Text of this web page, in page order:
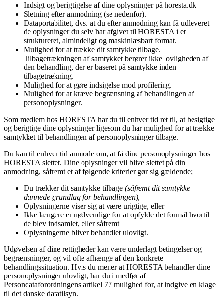
Indsigt og berigtigelse af dine oplysninger på horesta.dk
Sletning efter anmodning (se nedenfor).
Dataportabilitet, dvs. at du efter anmodning kan få udleveret
de oplysninger du selv har afgivet til HORESTA i et
struktureret, almindeligt og maskinlæsbart format.
Mulighed for at trække dit samtykke tilbage.
Tilbagetrækningen af samtykket berører ikke lovligheden af
den behandling, der er baseret på samtykke inden
tilbagetrækning.
Mulighed for at gøre indsigelse mod profilering.
Mulighed for at kræve begrænsning af behandlingen af
personoplysninger.
Som medlem hos HORESTA har du til enhver tid ret til, at besigtige
og berigtige dine oplysninger ligesom du har mulighed for at trække
samtykket til behandlingen af personoplysninger tilbage.
Du kan til enhver tid anmode om, at få dine personoplysninger hos
HORESTA slettet. Dine oplysninger vil blive slettet på din
anmodning, såfremt et af følgende kriterier gør sig gældende;
Du trækker dit samtykke tilbage (såfremt dit samtykke
dannede grundlag for behandlingen),
Oplysningerne viser sig at være urigtige, eller
Ikke længere er nødvendige for at opfylde det formål hvortil
de blev indsamlet, eller såfremt
Oplysningerne bliver behandlet ulovligt.
Udøvelsen af dine rettigheder kan være underlagt betingelser og
begrænsninger, og vil ofte afhænge af den konkrete
behandlingssituation. Hvis du mener at HORESTA behandler dine
personoplysninger ulovligt, har du i medfør af
Persondataforordningens artikel 77 mulighed for, at indgive en klage
til det danske datatilsyn.